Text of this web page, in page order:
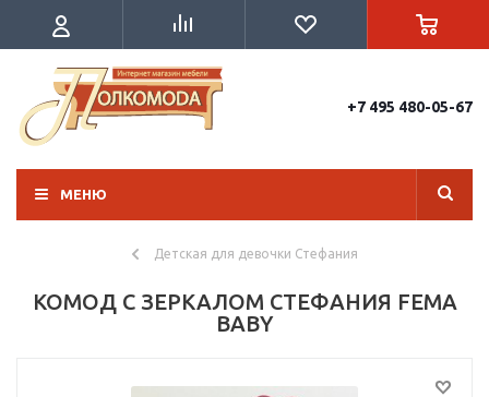
+7 495 480-05-67
МЕНЮ
Детская для девочки Стефания
КОМОД С ЗЕРКАЛОМ СТЕФАНИЯ FEMA
BABY